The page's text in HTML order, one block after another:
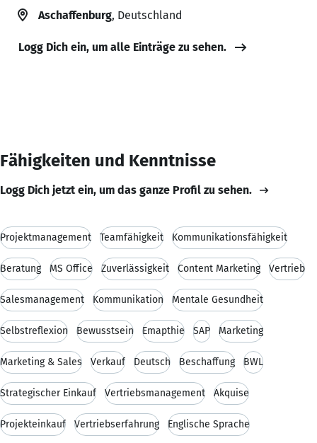
Aschaffenburg, Deutschland
Logg Dich ein, um alle Einträge zu sehen.
Fähigkeiten und Kenntnisse
Logg Dich jetzt ein, um das ganze Profil zu sehen.
Projektmanagement Teamfähigkeit Kommunikationsfähigkeit
Beratung MS Office Zuverlässigkeit Content Marketing Vertrieb
Salesmanagement Kommunikation Mentale Gesundheit
Selbstreflexion Bewusstsein Emapthie SAP Marketing
Marketing & Sales Verkauf Deutsch Beschaffung BWL
Strategischer Einkauf Vertriebsmanagement Akquise
Projekteinkauf Vertriebserfahrung Englische Sprache